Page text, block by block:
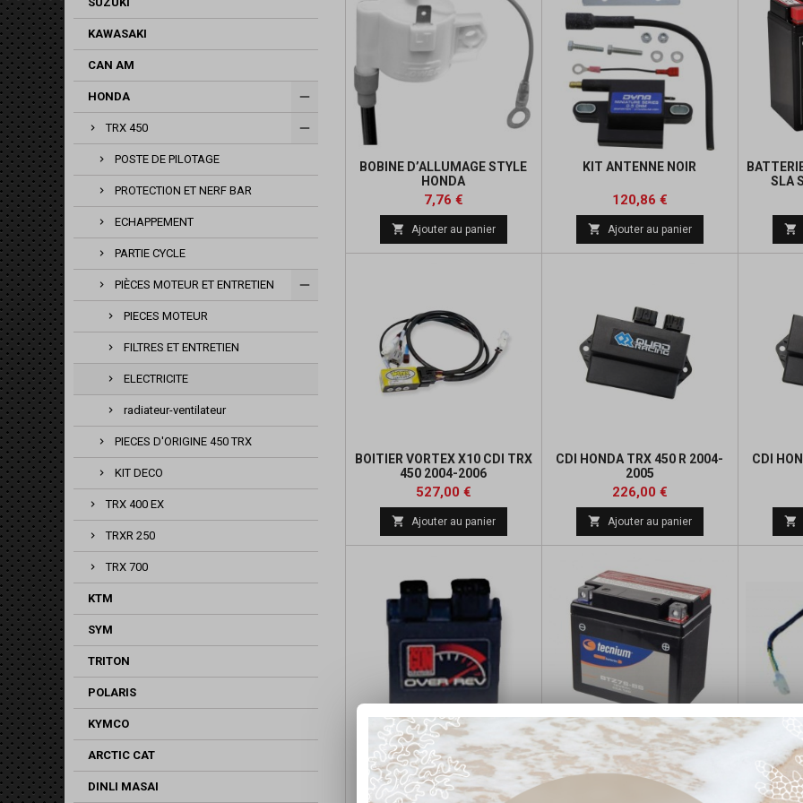
KAWASAKI
CAN AM
HONDA
TRX 450
POSTE DE PILOTAGE
PROTECTION ET NERF BAR
ECHAPPEMENT
PARTIE CYCLE
PIÈCES MOTEUR ET ENTRETIEN
PIECES MOTEUR
FILTRES ET ENTRETIEN
ELECTRICITE
radiateur-ventilateur
PIECES D'ORIGINE 450 TRX
KIT DECO
TRX 400 EX
TRXR 250
TRX 700
KTM
SYM
TRITON
POLARIS
KYMCO
ARCTIC CAT
DINLI MASAI
BOBINE D’ALLUMAGE STYLE
HONDA
Prix
7,76 €Prix
base
 Ajouter au panier
KIT ANTENNE NOIR
Prix
120,86 €Prix
de
base
 Ajouter au panier
SLA

BOITIER VORTEX X10 CDI TRX
450 2004-2006
Prix
527,00 €Prix
de
base
 Ajouter au panier
CDI HONDA TRX 450 R 2004-
2005
Prix
226,00 €
 Ajouter au panier
CDI

BOITIER CDI +1000 TRS/MN
BIG GUN HONDA TRX 450R
Prix
207,20 € Prix
BATTERIE TECNIUM SANS
ENTRETIEN ACTIVÉ USINE -
BTZ7S
45,79 €Prix
RELAIS